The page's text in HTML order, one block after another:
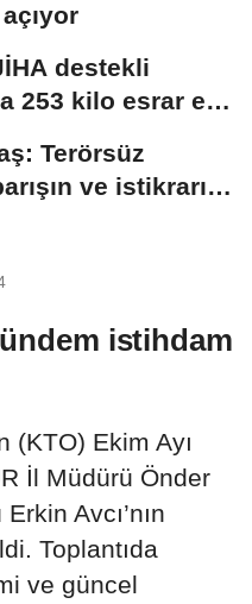
destekli
253 kilo esrar ele
Terörsüz
ve istikrarın
istihdam
(KTO) Ekim Ayı
İl Müdürü Önder
Avcı’nın
Toplantıda
ve güncel